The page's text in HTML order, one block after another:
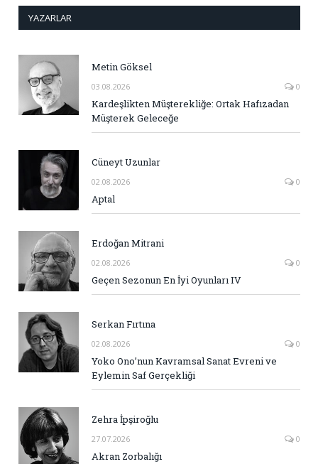
YAZARLAR
Metin Göksel
03.08.2026 0
Kardeşlikten Müşterekliğe: Ortak Hafızadan
Müşterek Geleceğe
Cüneyt Uzunlar
02.08.2026 0
Aptal
Erdoğan Mitrani
02.08.2026 0
Geçen Sezonun En İyi Oyunları IV
Serkan Fırtına
02.08.2026 0
Yoko Ono’nun Kavramsal Sanat Evreni ve
Eylemin Saf Gerçekliği
Zehra İpşiroğlu
27.07.2026 0
Akran Zorbalığı